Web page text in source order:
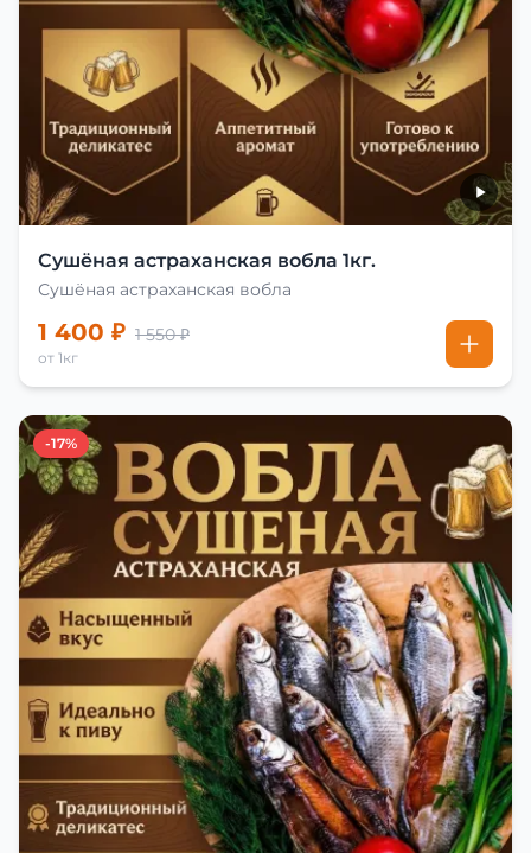
Сушёная астраханская вобла 1кг.
Сушёная астраханская вобла
1 400 ₽ 1 550 ₽
от 1кг
-17%